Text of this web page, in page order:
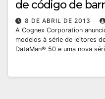
de código de
8 DE ABRIL DE 2013
A Cognex Corporation
modelos à série de leitores
DataMan® 50 e uma nova